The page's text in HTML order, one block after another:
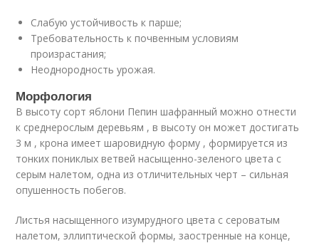
Слабую устойчивость к парше;
Требовательность к почвенным условиям
произрастания;
Неоднородность урожая.
Морфология
В высоту сорт яблони Пепин шафранный можно отнести
к среднерослым деревьям , в высоту он может достигать
3 м , крона имеет шаровидную форму , формируется из
тонких пониклых ветвей насыщенно-зеленого цвета с
серым налетом, одна из отличительных черт – сильная
опушенность побегов.
Листья насыщенного изумрудного цвета с сероватым
налетом, эллиптической формы, заостренные на конце,